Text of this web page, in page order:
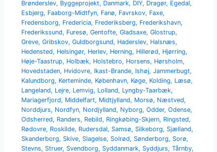
Brønderslev, Byggeprojekt, Danmark, DIY, Dragør, Egedal,
Esbjerg, Faaborg-Midtfyn, Fanø, Favrskov, Faxe,
Fredensborg, Fredericia, Frederiksberg, Frederikshavn,
Frederikssund, Furesø,Gentofte,Gladsaxe,Glostrup,
Greve,Gribskov,Guldborgsund, Haderslev, Halsnæs,
Hedensted, Helsingør, Herlev, Herning, Hillerød, Hjørring,
Høje-Taastrup, Holbæk, Holstebro, Horsens, Hørsholm,
Hovedstaden, Hvidovre, Ikast-Brande, Ishøj,Jammerbugt,
Kalundborg, Kerteminde, København, Køge, Kolding, Læsø,
Langeland, Lejre, Lemvig, Lolland, Lyngby-Taarbæk,
Mariagerfjord, Middelfart, Midtjylland, Morsø, Næstved,
Norddjurs, Nordfyn, Nordjylland, Nyborg,Odder,Odense,
Odsherred, Randers, Rebild, Ringkøbing-Skjern, Ringsted,
Rødovre, Roskilde, Rudersdal, Samsø, Silkeborg, Sjælland,
Skanderborg, Skive, Slagelse, Solrød, Sønderborg, Sorø,
Stevns, Struer, Svendborg, Syddanmark, Syddjurs,Tårnby,